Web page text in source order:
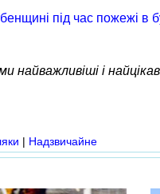
під час пожежі в
найважливіші і
| Надзвичайне